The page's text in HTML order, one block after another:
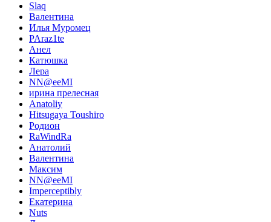
Slaq
Валентина
Илья Муромец
PAraz1te
Анел
Катюшка
Лера
NN@eeMI
ирина прелесная
Anatoliy
Hitsugaya Toushiro
Родион
RaWindRa
Анатолий
Валентина
Максим
NN@eeMI
Imperceptibly
Екатерина
Nuts